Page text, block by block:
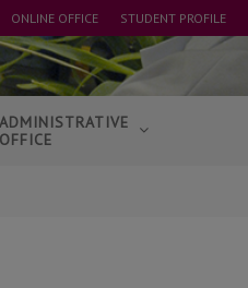
ONLINE OFFICE STUDENT PROFILE
ADMINISTRATIVE
OFFICE